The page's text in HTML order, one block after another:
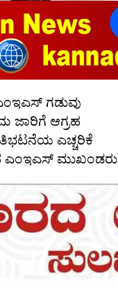
ಗಡುವು
ಜಾರಿಗೆ ಆಗ್ರಹ
ಎಚ್ಚರಿಕೆ
ಎಂಇಎಸ್ ಮುಖಂಡರು